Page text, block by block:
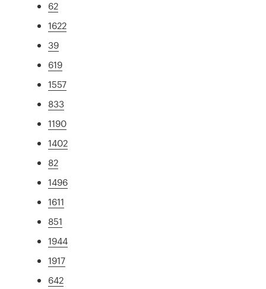
62
1622
39
619
1557
833
1190
1402
82
1496
1611
851
1944
1917
642